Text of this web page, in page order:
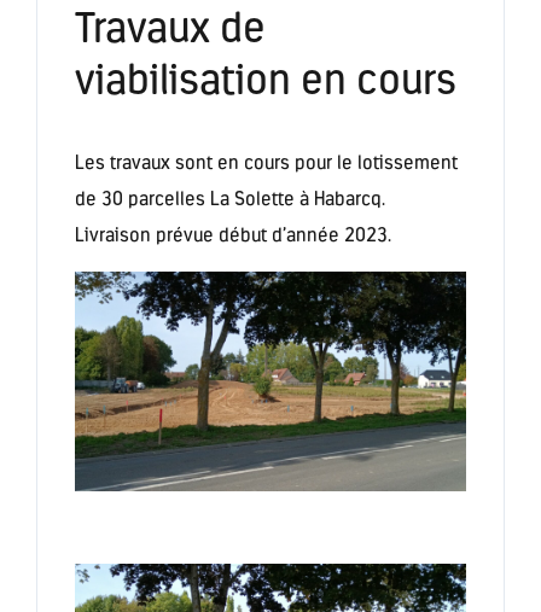
Travaux de
viabilisation en cours
Les travaux sont en cours pour le lotissement
de 30 parcelles La Solette à Habarcq.
Livraison prévue début d’année 2023.